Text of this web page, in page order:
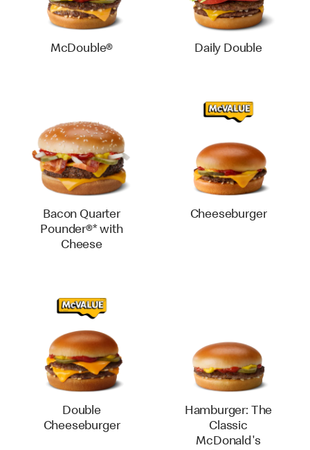
McDouble® Daily Double
Bacon Quarter
Pounder®* with
Cheese
Cheeseburger
Double
Cheeseburger
Hamburger: The
Classic
McDonald's